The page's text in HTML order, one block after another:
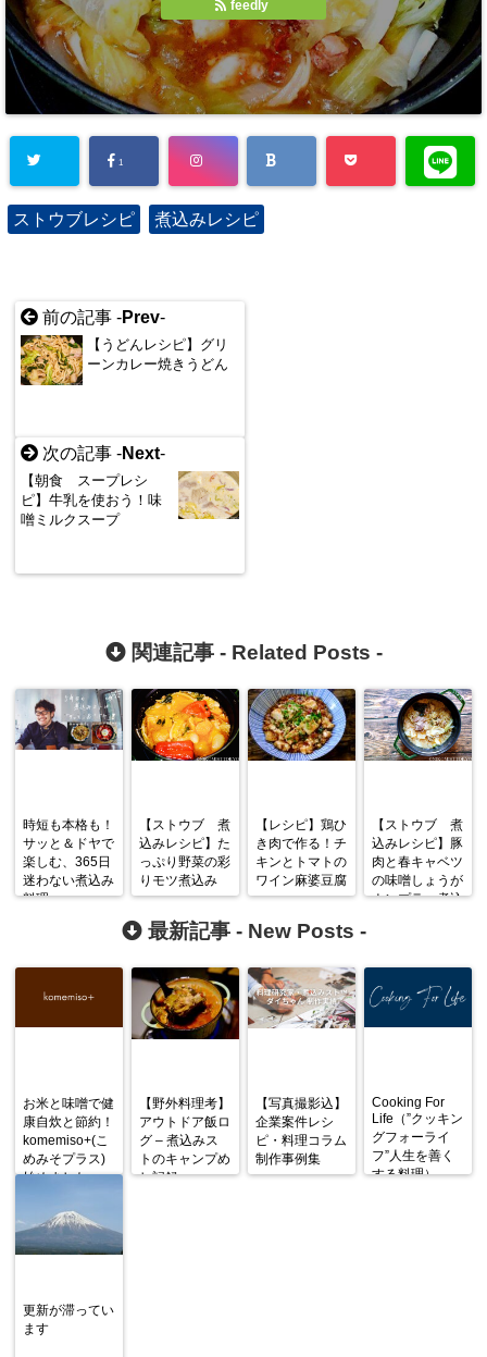
feedly
1
ストウブレシピ 煮込みレシピ
前の記事 -Prev-
【うどんレシピ】グリ
ーンカレー焼きうどん
次の記事 -Next-
【朝食 スープレシ
ピ】牛乳を使おう！味
噌ミルクスープ
関連記事 - Related Posts -
時短も本格も！
サッと＆ドヤで
楽しむ、365日
迷わない煮込み
料理
【ストウブ 煮
込みレシピ】た
っぷり野菜の彩
りモツ煮込み
【レシピ】鶏ひ
き肉で作る！チ
キンとトマトの
ワイン麻婆豆腐
【ストウブ 煮
込みレシピ】豚
肉と春キャベツ
の味噌しょうが
ナンプラー煮込
最新記事 - New Posts -
お米と味噌で健
康自炊と節約！
komemiso+(こ
めみそプラス)
始めました
【野外料理考】
アウトドア飯ロ
グ – 煮込みス
トのキャンプめ
し記録
【写真撮影込】
企業案件レシ
ピ・料理コラム
制作事例集
Cooking For
Life（”クッキン
グフォーライ
フ”人生を善く
する料理）
更新が滞ってい
ます